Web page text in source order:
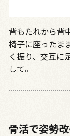
背もたれから背
椅子に座ったま
く振り、交互に
して。
骨活で姿勢